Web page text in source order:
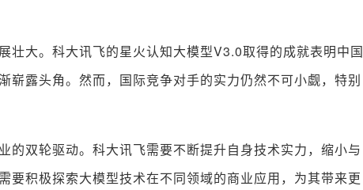
壮大。科大讯飞的星火认知大模型V3.0取得的成就表明中国
崭露头角。然而，国际竞争对手的实力仍然不可小觑，特别
的双轮驱动。科大讯飞需要不断提升自身技术实力，缩小与
要积极探索大模型技术在不同领域的商业应用，为其带来更